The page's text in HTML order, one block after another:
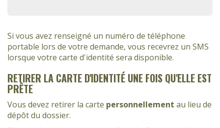
Si vous avez renseigné un numéro de téléphone
portable lors de votre demande, vous recevrez un SMS
lorsque votre carte d'identité sera disponible.
RETIRER LA CARTE D'IDENTITÉ UNE FOIS QU'ELLE EST
PRÊTE
Vous devez retirer la carte personnellement au lieu de
dépôt du dossier.